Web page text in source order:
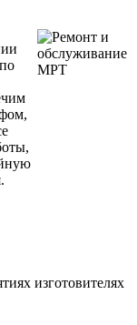
изготовителях